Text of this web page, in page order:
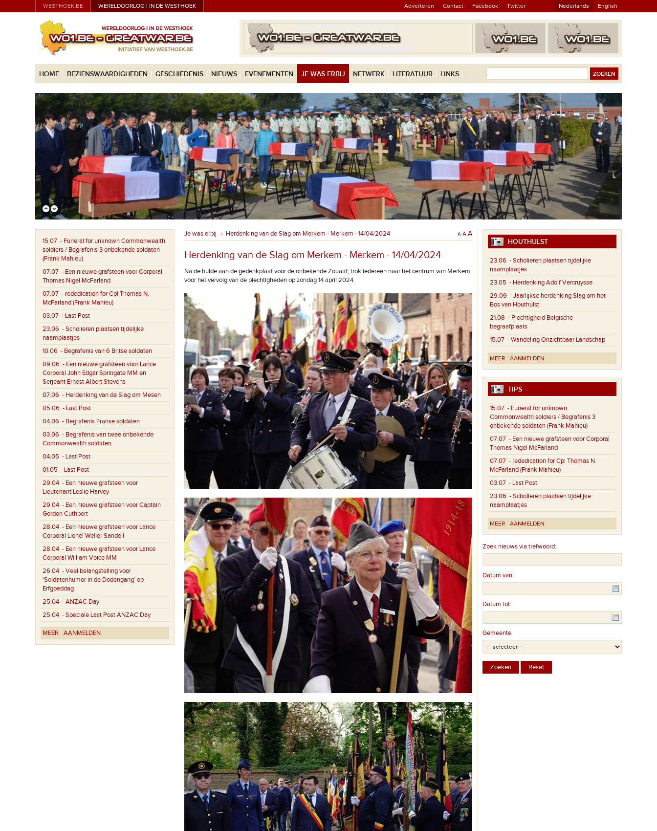
WESTHOEK.BE WERELDOORLOG I IN DE WESTHOEK Adverteren Contact Facebook Twitter Nederlands English
HOME BEZIENSWAARDIGHEDEN GESCHIEDENIS NIEUWS EVENEMENTEN JE WAS ERBIJ NETWERK LITERATUUR LINKS
15.07 - Funeral for unknown Commonwealth
soldiers / Begrafenis 3 onbekende soldaten
(Frank Mahieu)
07.07 - Een nieuwe grafsteen voor Corporal
Thomas Nigel McFarland
07.07 - rededication for Cpl Thomas N.
McFarland (Frank Mahieu)
03.07 - Last Post
23.06 - Scholieren plaatsen tijdelijke
naamplaatjes
10.06 - Begrafenis van 6 Britse soldaten
09.06 - Een nieuwe grafsteen voor Lance
Corporal John Edgar Springate MM en
Serjeant Ernest Albert Stevens
07.06 - Herdenking van de Slag om Mesen
05.06 - Last Post
04.06 - Begrafenis Franse soldaten
03.06 - Begrafenis van twee onbekende
Commonwealth soldaten
04.05 - Last Post
01.05 - Last Post
29.04 - Een nieuwe grafsteen voor
Lieutenant Leslie Harvey
29.04 - Een nieuwe grafsteen voor Captain
Gordon Cuthbert
28.04 - Een nieuwe grafsteen voor Lance
Corporal Lionel Weller Sandell
28.04 - Een nieuwe grafsteen voor Lance
Corporal William Voice MM
26.04 - Veel belangstelling voor
‘Soldatenhumor in de Dodengang’ op
Erfgoeddag
25.04 - ANZAC Day
25.04 - Speciale Last Post ANZAC Day
MEER AANMELDEN
Je was erbij › Herdenking van de Slag om Merkem - Merkem - 14/04/2024 A A A
Herdenking van de Slag om Merkem - Merkem - 14/04/2024
Na de hulde aan de gedenkplaat voor de onbekende Zouaaf, trok iedereen naar het centrum van Merkem
voor het vervolg van de plechtigheden op zondag 14 april 2024.
HOUTHULST
23.06 - Scholieren plaatsen tijdelijke
naamplaatjes
23.05 - Herdenking Adolf Vercruysse
29.09 - Jaarlijkse herdenking Slag om het
Bos van Houthulst
21.08 - Plechtigheid Belgische
begraafplaats
15.07 - Wandeling Onzichtbaar Landschap
MEER AANMELDEN
TIPS
15.07 - Funeral for unknown
Commonwealth soldiers / Begrafenis 3
onbekende soldaten (Frank Mahieu)
07.07 - Een nieuwe grafsteen voor Corporal
Thomas Nigel McFarland
07.07 - rededication for Cpl Thomas N.
McFarland (Frank Mahieu)
03.07 - Last Post
23.06 - Scholieren plaatsen tijdelijke
naamplaatjes
MEER AANMELDEN
Zoek nieuws via trefwoord:
Datum van:
Datum tot:
Gemeente: